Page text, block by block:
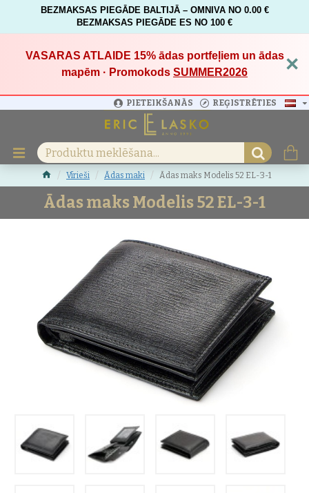
BEZMAKSAS PIEGĀDE BALTIJĀ – OMNIVA NO 0.00 €
BEZMAKSAS PIEGĀDE ES NO 100 €
VASARAS ATLAIDE 15%ādas portfeļiem un ādas
mapēm · Promokods SUMMER2026 ×
PIETEIKŠANĀS REĢISTRĒTIES
Vīrieši Ādas maki Ādas maks Modelis 52 EL-3-1
Ādas maks Modelis 52 EL-3-1